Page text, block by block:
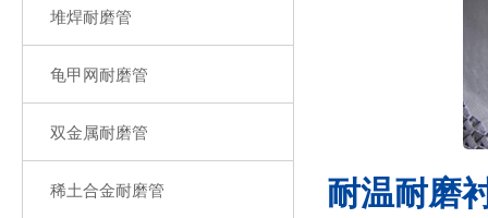
耐温耐磨
堆焊耐磨管
龟甲网耐磨管
双金属耐磨管
稀土合金耐磨管